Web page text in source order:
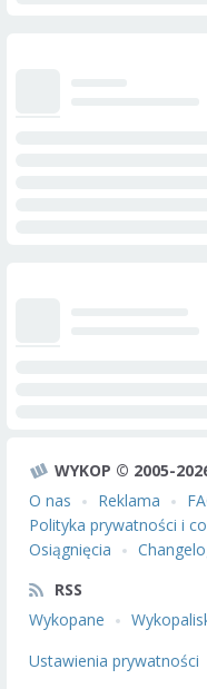
WYKOP © 2005-
O nas
Reklama
Polityka prywatności i
Osiągnięcia
RSS
Wykopane
Ustawienia prywatności